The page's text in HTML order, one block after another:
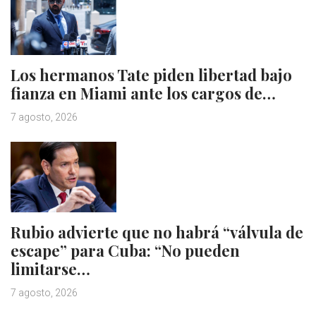
Los hermanos Tate piden libertad bajo
fianza en Miami ante los cargos de…
7 agosto, 2026
Rubio advierte que no habrá “válvula de
escape” para Cuba: “No pueden
limitarse…
7 agosto, 2026